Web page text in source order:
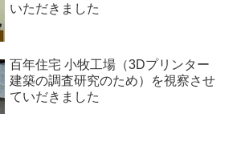
いただきました
百年住宅 小牧工場（3Dプリンター
建築の調査研究のため）を視察させ
ていだきました